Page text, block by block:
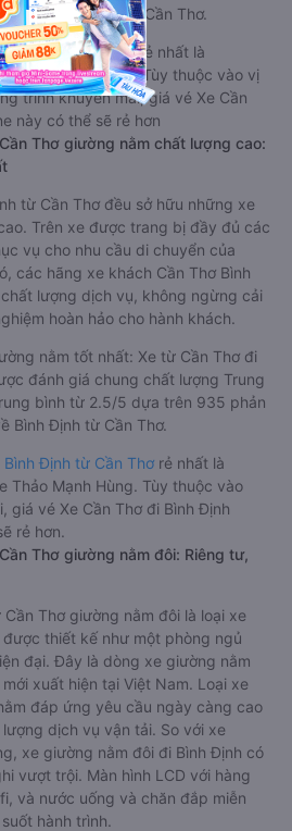
Xe về Bình Định từ Cần Thơ.
Định từ Cần Thơrẻ nhất là
Thảo Mạnh Hùng. Tùy thuộc vào vị
trình khuyến mãi, giá vé Xe Cần
này có thể sẽ rẻ hơn
Thơ giường nằm chất lượng cao:
từ Cần Thơ đều sở hữu những xe
Trên xe được trang bị đầy đủ các
vụ cho nhu cầu di chuyển của
các hãng xe khách Cần Thơ Bình
lượng dịch vụ, không ngừng cải
hoàn hảo cho hành khách.
nằm tốt nhất: Xe từ Cần Thơ đi
đánh giá chung chất lượng Trung
bình từ 2.5/5 dựa trên 935 phản
Bình Định từ Cần Thơ.
Định từ Cần Thơ rẻ nhất là
Thảo Mạnh Hùng. Tùy thuộc vào
giá vé Xe Cần Thơ đi Bình Định
rẻ hơn.
Thơ giường nằm đôi: Riêng tư,
Thơ giường nằm đôi là loại xe
thiết kế như một phòng ngủ
đại. Đây là dòng xe giường nằm
xuất hiện tại Việt Nam. Loại xe
đáp ứng yêu cầu ngày càng cao
dịch vụ vận tải. So với xe
xe giường nằm đôi đi Bình Định có
vượt trội. Màn hình LCD với hàng
và nước uống và chăn đắp miễn
hành trình.